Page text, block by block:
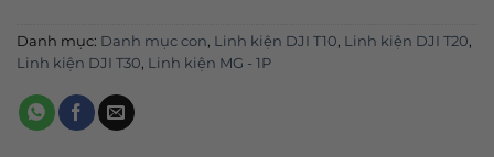
Danh mục: Danh mục con, Linh kiện DJI T10, Linh kiện DJI T20,
Linh kiện DJI T30, Linh kiện MG - 1P